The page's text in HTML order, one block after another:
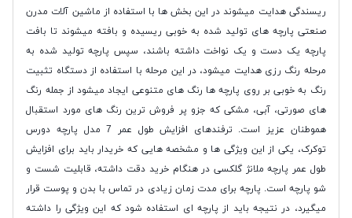
ریسندگی هدایت میشوند در این بخش ها با استفاده از ماشین آلات مدرن
صنعتی پارچه های تولید شده به خوبی ریسیده و بافته میشوند تا بافت
پارچه یک دست و یک نواخت داشته باشند، سپس پارچه تولید شده به
مرحله رنگ رزی هدایت میشود، در این مرحله با استفاده از دستگاه تثبیت
رنگ به خوبی بر روی پارچه ها رنگ های متنوعی ایجاد میشود از جمله رنگ
های صورتی، آبی، مشکی که جزو پر فروش ترین رنگ های مورد استقبال
هموطنان عزیز است. ترفندهای افزایش طول عمر 7 مدل پارچه دورس
توکرک، یکی از این ویژگی ها و مشخصه هایی که خریدار باید برای افزایش
طول عمر پارچه ملانژ گلکسی در هنگام خرید دقت داشته، قابلیت شست و
شو پارچه است. پارچه برای مدت زمان زیادی در تماس با بدن و پوست قرار
میگیرد، در نتیجه باید از پارچه ای استفاده شود که این ویژگی را داشته